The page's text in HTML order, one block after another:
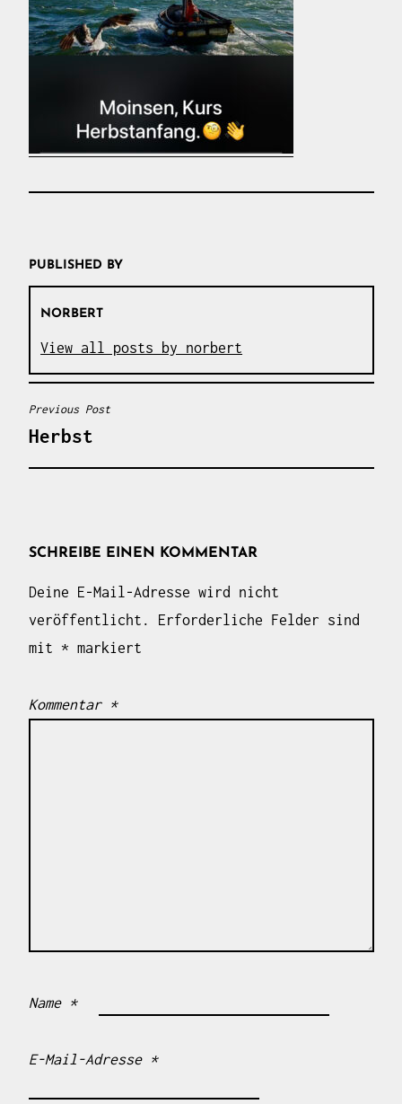
PUBLISHED BY
NORBERT
View all posts by norbert
BEITRAGSNAVIGATION
Previous Post
Herbst
SCHREIBE EINEN KOMMENTAR
Deine E-Mail-Adresse wird nicht
veröffentlicht.
Erforderliche Felder sind
mit * markiert
Kommentar *
Name *
E-Mail-Adresse *